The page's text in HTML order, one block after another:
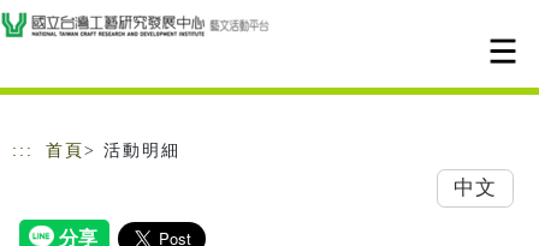
跳到主要內容
網站導覽
::: 首頁 > 活動明細
中文